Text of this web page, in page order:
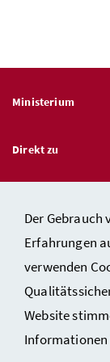
Der Gebrauch
Erfahrungen
verwenden
Website
Informationen
Ministerium
Direkt zu